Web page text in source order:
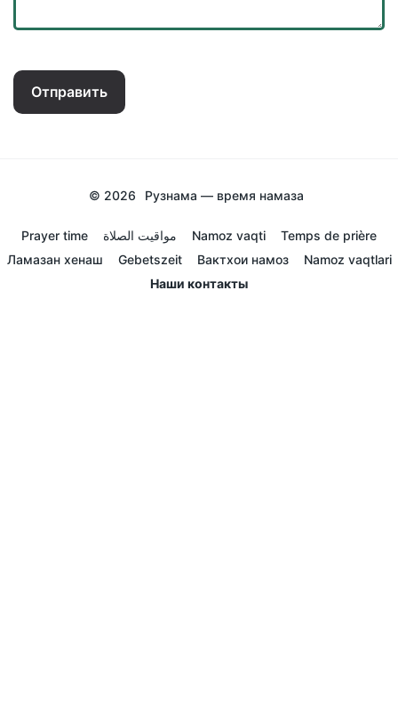
Отправить
© 2026 Рузнама — время намаза
Prayer time مواقيت الصلاة Namoz vaqti
Temps de prière
Ламазан хенаш
Gebetszeit Вактхои намоз
Namoz vaqtlari
Наши контакты